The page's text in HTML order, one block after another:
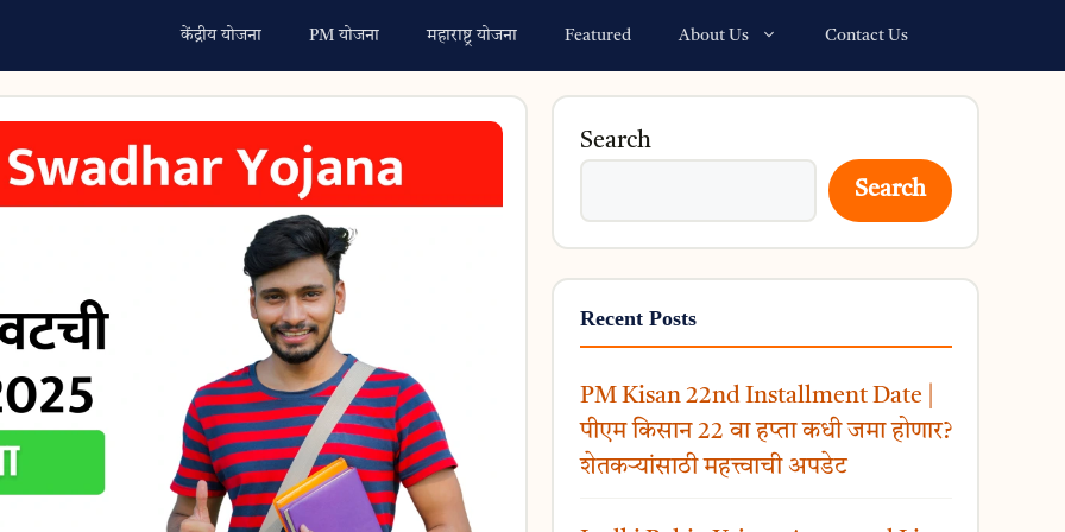
केंद्रीय योजना PM योजना महाराष्ट्र योजना Featured About Us Contact Us
Search
Search
Recent Posts
PM Kisan 22nd Installment Date |
पीएम किसान 22 वा हप्ता कधी जमा होणार?
शेतकऱ्यांसाठी महत्त्वाची अपडेट